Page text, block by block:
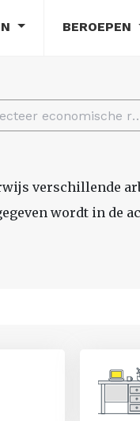
BEROEPEN
Selecteer
verschillende
wordt in de